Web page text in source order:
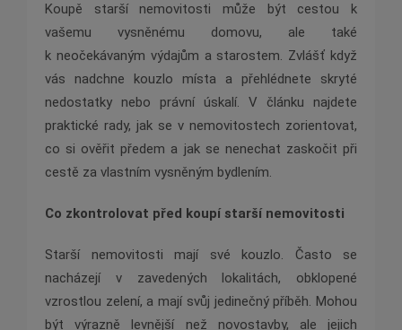
Koupě starší nemovitosti může být cestou k
vašemu vysněnému domovu, ale také
k neočekávaným výdajům a starostem. Zvlášť když
vás nadchne kouzlo místa a přehlédnete skryté
nedostatky nebo právní úskalí. V článku najdete
praktické rady, jak se v nemovitostech zorientovat,
co si ověřit předem a jak se nenechat zaskočit při
cestě za vlastním vysněným bydlením.
Co zkontrolovat před koupí starší nemovitosti
Starší nemovitosti mají své kouzlo. Často se
nacházejí v zavedených lokalitách, obklopené
vzrostlou zelení, a mají svůj jedinečný příběh. Mohou
být výrazně levnější než novostavby, ale jejich